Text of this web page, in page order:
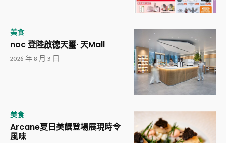
美食
noc 登陸啟德天璽· 天Mall
2026 年 8 月 3 日
美食
Arcane夏日美饌登場展現時令
風味